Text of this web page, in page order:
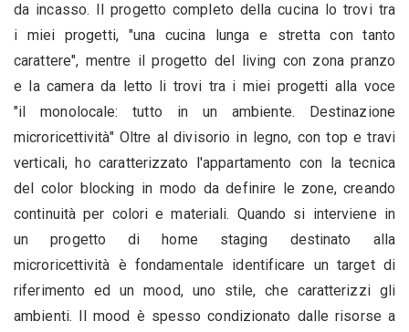
da incasso. Il progetto completo della cucina lo trovi tra
i miei progetti, "una cucina lunga e stretta con tanto
carattere", mentre il progetto del living con zona pranzo
e la camera da letto li trovi tra i miei progetti alla voce
"il monolocale: tutto in un ambiente. Destinazione
microricettività" Oltre al divisorio in legno, con top e travi
verticali, ho caratterizzato l'appartamento con la tecnica
del color blocking in modo da definire le zone, creando
continuità per colori e materiali. Quando si interviene in
un progetto di home staging destinato alla
microricettività è fondamentale identificare un target di
riferimento ed un mood, uno stile, che caratterizzi gli
ambienti. Il mood è spesso condizionato dalle risorse a